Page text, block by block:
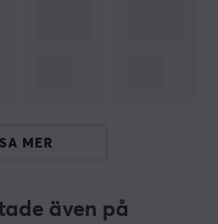
MER
även på